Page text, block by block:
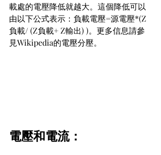
載處的電壓降低就越大。這個降低可以
由以下公式表示：負載電壓=源電壓*(Z
負載/ (Z負載+ Z輸出) )。更多信息請參
見Wikipedia的電壓分壓。
電壓和電流：